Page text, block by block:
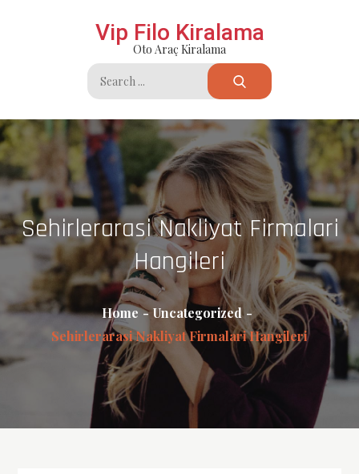
Vip Filo Kiralama
Oto Araç Kiralama
Search
for:
Sehirlerarasi Nakliyat Firmalari
Hangileri
Home
Uncategorized
Sehirlerarasi Nakliyat Firmalari Hangileri